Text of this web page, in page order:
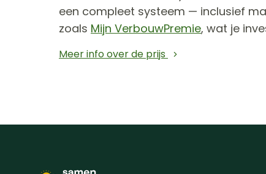
een compleet systeem — inclusief
zoals Mijn VerbouwPremie, wat je
Meer info over de prijs